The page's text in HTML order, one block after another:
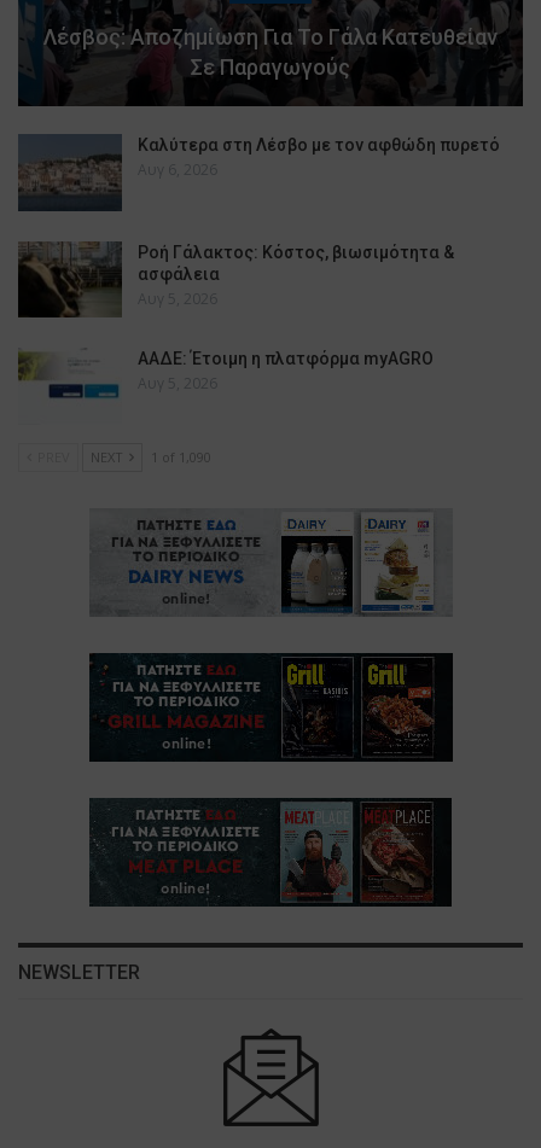
Λέσβος: Αποζημίωση Για Το Γάλα Κατευθείαν
Σε Παραγωγούς
Καλύτερα στη Λέσβο με τον αφθώδη πυρετό
Αυγ 6, 2026
Ροή Γάλακτος: Κόστος, βιωσιμότητα &
ασφάλεια
Αυγ 5, 2026
ΑΑΔΕ: Έτοιμη η πλατφόρμα myAGRO
Αυγ 5, 2026
NEXT 1 of 1,090
NEWSLETTER